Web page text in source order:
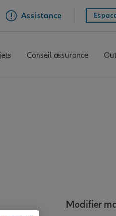
Assistance
Conseil assurance
Modifier